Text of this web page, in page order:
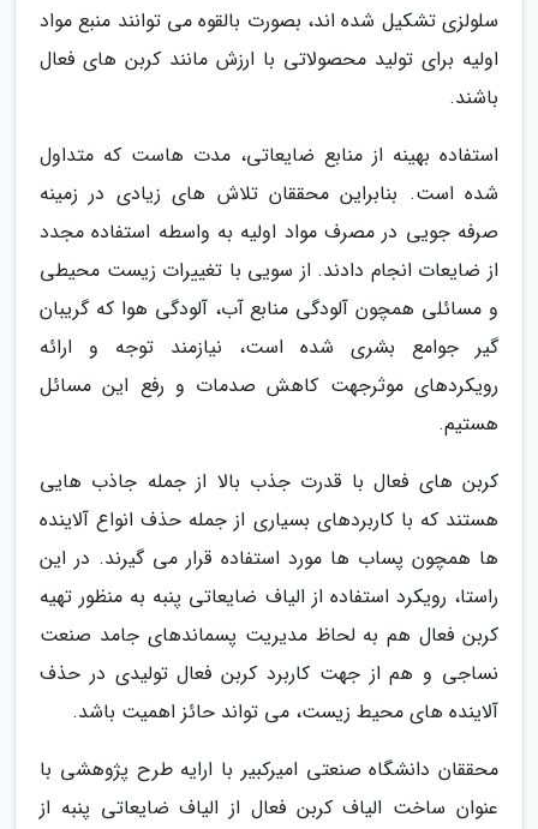
سلولزی تشکیل شده اند، بصورت بالقوه می توانند منبع مواد
اولیه برای تولید محصولاتی با ارزش مانند کربن های فعال
باشند.
استفاده بهینه از منابع ضایعاتی، مدت هاست که متداول
شده است. بنابراین محققان تلاش های زیادی در زمینه
صرفه جویی در مصرف مواد اولیه به واسطه استفاده مجدد
از ضایعات انجام دادند. از سویی با تغییرات زیست محیطی
و مسائلی همچون آلودگی منابع آب، آلودگی هوا که گریبان
گیر جوامع بشری شده است، نیازمند توجه و ارائه
رویکردهای موثرجهت کاهش صدمات و رفع این مسائل
هستیم.
کربن های فعال با قدرت جذب بالا از جمله جاذب هایی
هستند که با کاربردهای بسیاری از جمله حذف انواع آلاینده
ها همچون پساب ها مورد استفاده قرار می گیرند. در این
راستا، رویکرد استفاده از الیاف ضایعاتی پنبه به منظور تهیه
کربن فعال هم به لحاظ مدیریت پسماندهای جامد صنعت
نساجی و هم از جهت کاربرد کربن فعال تولیدی در حذف
آلاینده های محیط زیست، می تواند حائز اهمیت باشد.
محققان دانشگاه صنعتی امیرکبیر با ارایه طرح پژوهشی با
عنوان ساخت الیاف کربن فعال از الیاف ضایعاتی پنبه از